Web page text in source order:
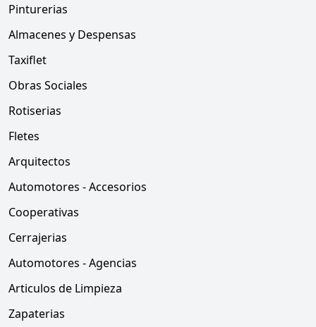
Pinturerias
Almacenes y Despensas
Taxiflet
Obras Sociales
Rotiserias
Fletes
Arquitectos
Automotores - Accesorios
Cooperativas
Cerrajerias
Automotores - Agencias
Articulos de Limpieza
Zapaterias